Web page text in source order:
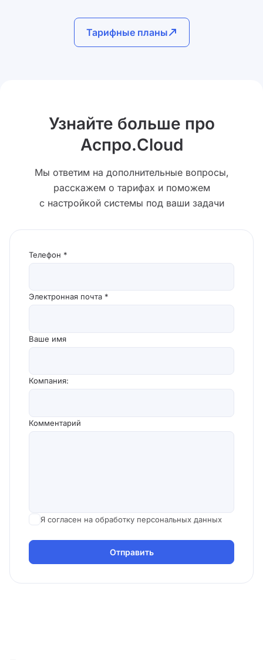
Тарифные планы
Узнайте больше про
Аспро.Cloud
Мы ответим на дополнительные вопросы,
расскажем о тарифах и поможем
с настройкой системы под ваши задачи
Телефон *
Электронная почта *
Ваше имя
Компания:
Комментарий
Я согласен на обработку персональных данных
Отправить